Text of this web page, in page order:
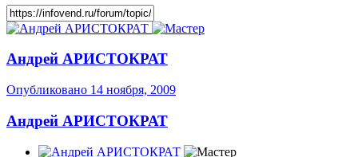
Андрей АРИСТОКРАТ
Опубликовано 14 ноября, 2009
Андрей АРИСТОКРАТ